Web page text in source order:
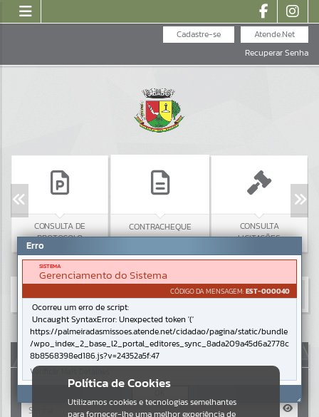
Atende.Net
Cadastre-se
Recuperar Senha
CONSULTA DE
PROTOCOLO
CONTRACHEQUE
CONSULTA
LICITAÇÕES
Resultados para""
Portais
Por favor, aguarde...
AUTOATENDIMENTO
Política de Cookies
Utilizamos cookies e tecnologias semelhantes
para fornecer-lhe uma melhor experiência de
Erro
SISTEMA
Gerenciamento do Sistema
CÓDIGO DA MENSAGEM:EST-000040
Ocorreu um erro de script:
Uncaught SyntaxError: Unexpected token '('
https://palmeiradasmissoes.atende.net/cidadao/pagina/static/bundle
/wpo_index_2_base_l2_portal_editores_sync_8ada209a45d6a2778c
8b8568398ed186.js?v=24352a5f:47
Verificar Mais Detalhes